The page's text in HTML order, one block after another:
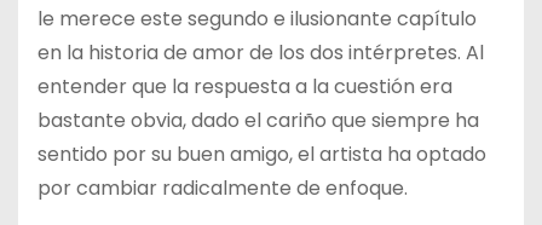
le merece este segundo e ilusionante capítulo
en la historia de amor de los dos intérpretes. Al
entender que la respuesta a la cuestión era
bastante obvia, dado el cariño que siempre ha
sentido por su buen amigo, el artista ha optado
por cambiar radicalmente de enfoque.